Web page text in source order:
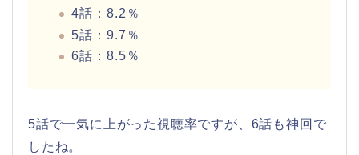
4話：8.2％
5話：9.7％
6話：8.5％
5話で一気に上がった視聴率ですが、6話も神回で
したね。